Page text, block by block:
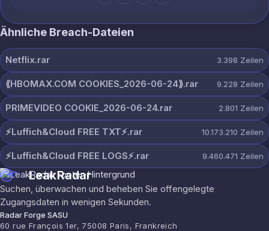
Ähnliche Breach-Dateien
Netflix.rar 3.398 Zeilen
⟪HBOMAX.COM COOKIES_2026-06-24⟫.rar 9.228 Zeilen
PRIMEVIDEO COOKIE_2026-06-24.rar 2.801 Zeilen
⚡️Luffich&Cloud FREE TXT⚡️.rar 10.173.210 Zeilen
⚡️Luffich&Cloud FREE LOGS⚡️.rar 9.460.471 Zeilen
LeakRadar
Suchen, überwachen und beheben Sie offengelegte
Zugangsdaten in wenigen Sekunden.
Radar Forge SASU
60 rue François 1er, 75008 Paris, Frankreich